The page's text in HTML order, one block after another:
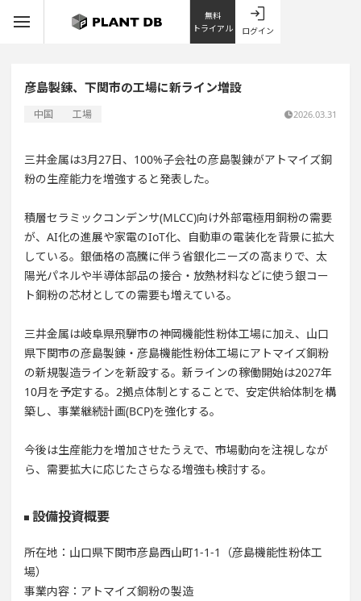
無料
トライアル
ログイン
彦島製錬、下関市の工場に新ライン増設
中国 工場 2026.03.31
三井金属は3月27日、100%子会社の彦島製錬がアトマイズ銅
粉の生産能力を増強すると発表した。
積層セラミックコンデンサ(MLCC)向け外部電極用銅粉の需要
が、AI化の進展や家電のIoT化、自動車の電装化を背景に拡大
している。銀価格の高騰に伴う省銀化ニーズの高まりで、太
陽光パネルや半導体部品の接合・放熱材料などに使う銀コー
ト銅粉の芯材としての需要も増えている。
三井金属は岐阜県飛騨市の神岡機能性粉体工場に加え、山口
県下関市の彦島製錬・彦島機能性粉体工場にアトマイズ銅粉
の新規製造ラインを新設する。新ラインの稼働開始は2027年
10月を予定する。2拠点体制とすることで、安定供給体制を構
築し、事業継続計画(BCP)を強化する。
今後は生産能力を増加させたうえで、市場動向を注視しなが
ら、需要拡大に応じたさらなる増強も検討する。
設備投資概要
所在地：山口県下関市彦島西山町1-1-1（彦島機能性粉体工
場）
事業内容：アトマイズ銅粉の製造